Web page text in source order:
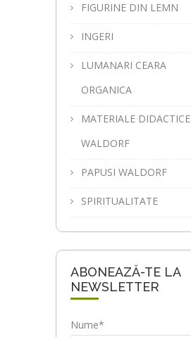
FIGURINE DIN LEMN
INGERI
LUMANARI CEARA
ORGANICA
MATERIALE DIDACTICE
WALDORF
PAPUSI WALDORF
SPIRITUALITATE
ABONEAZĂ-TE LA
NEWSLETTER
Nume*